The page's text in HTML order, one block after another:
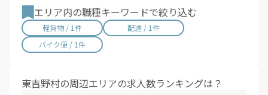
大阪府 / 3,197件
兵庫県 / 2,450件
奈良県 / 617件
和歌山県 / 294件
鳥取県 / 187件
島根県 / 197件
岡山県 / 740件
香川県 / 497件
愛媛県 / 435件
エリア内の職種キーワードで絞り込む
軽貨物 / 1件
配達 / 1件
バイク便 / 1件
東吉野村の周辺エリアの求人数ランキングは？